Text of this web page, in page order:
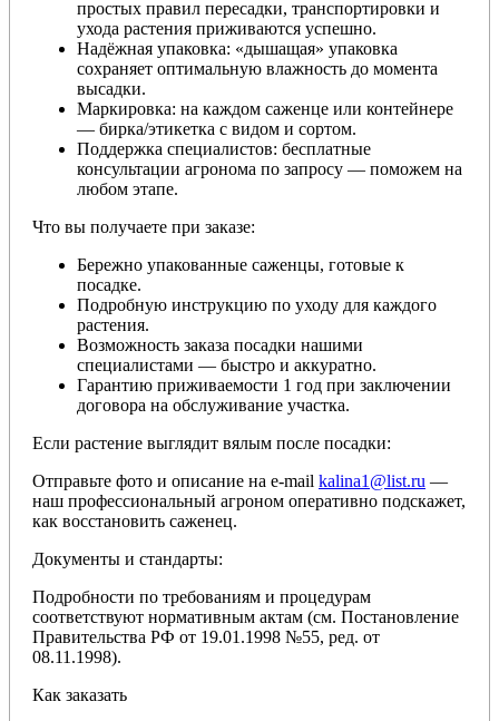
простых правил пересадки, транспортировки и
ухода растения приживаются успешно.
Надёжная упаковка: «дышащая» упаковка
сохраняет оптимальную влажность до момента
высадки.
Маркировка: на каждом саженце или контейнере
— бирка/этикетка с видом и сортом.
Поддержка специалистов: бесплатные
консультации агронома по запросу — поможем на
любом этапе.
Что вы получаете при заказе:
Бережно упакованные саженцы, готовые к
посадке.
Подробную инструкцию по уходу для каждого
растения.
Возможность заказа посадки нашими
специалистами — быстро и аккуратно.
Гарантию приживаемости 1 год при заключении
договора на обслуживание участка.
Если растение выглядит вялым после посадки:
Отправьте фото и описание на e-mail kalina1@list.ru —
наш профессиональный агроном оперативно подскажет,
как восстановить саженец.
Документы и стандарты:
Подробности по требованиям и процедурам
соответствуют нормативным актам (см. Постановление
Правительства РФ от 19.01.1998 №55, ред. от
08.11.1998).
Как заказать